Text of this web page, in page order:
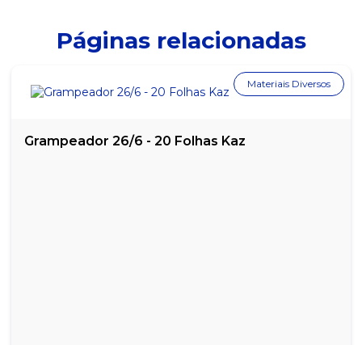
Páginas relacionadas
Grampeador 26/6 - 20 Folhas Kaz
Materiais Diversos